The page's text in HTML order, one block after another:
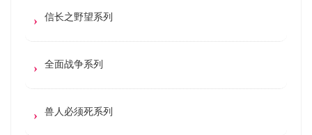
信长之野望系列
全面战争系列
兽人必须死系列